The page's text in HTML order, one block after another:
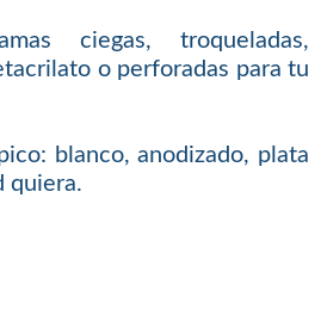
ciegas, troqueladas,
o perforadas para tu
blanco, anodizado, plata
quiera.